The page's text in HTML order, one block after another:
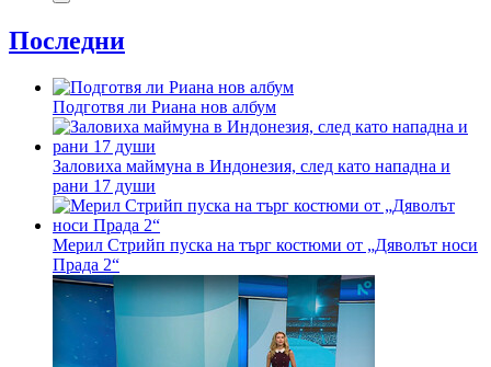
Последни
Подготвя ли Риана нов албум
Заловиха маймуна в Индонезия, след като нападна и
рани 17 души
Мерил Стрийп пуска на търг костюми от „Дяволът носи
Прада 2“